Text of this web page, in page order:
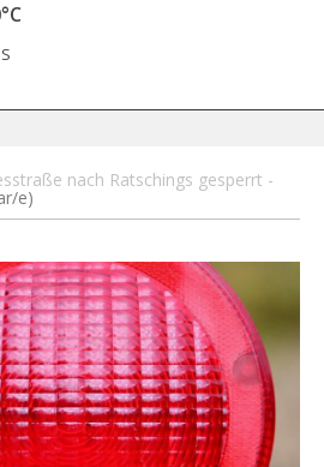
nach Ratschings gesperrt -
e)